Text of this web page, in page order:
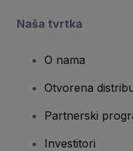
Naša tvrtka
O nama
Otvorena
Partnerski
Investitori